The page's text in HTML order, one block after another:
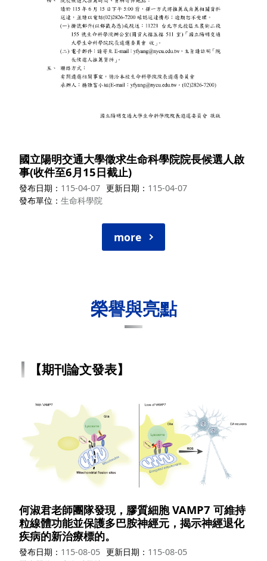
國立陽明交通大學徵求生命科學院院長候選人啟
事(收件至6月15日截止)
發布日期 115-04-07 更新日期
115-04-07
發布單位
生命科學院
more
榮譽與亮點
【期刊論文發表】
何淑君老師團隊發現，膠質細胞 VAMP7 可維持
粒線體功能並保護多巴胺神經元，揭示神經退化
疾病的新治療標的。
發布日期 115-08-05 更新日期
115-08-05